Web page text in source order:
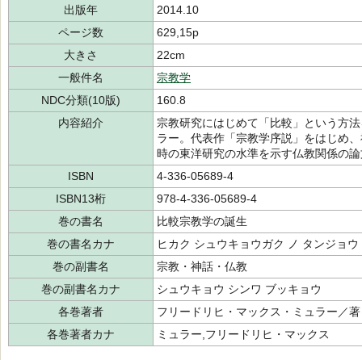
出版年
2014.10
ページ数
629,15p
大きさ
22cm
一般件名
宗教学
NDC分類(10版)
160.8
内容紹介
宗教研究にはじめて「比較」という方
ラー。代表作「宗教学序説」をはじめ
時の東洋研究の水準を示す仏教関係の
ISBN
4-336-05689-4
ISBN13桁
978-4-336-05689-4
巻の書名
比較宗教学の誕生
巻の書名カナ
ヒカク シュウキョウガク ノ タンジョウ
巻の副書名
宗教・神話・仏教
巻の副書名カナ
シュウキョウ シンワ ブッキョウ
各巻著者
フリードリヒ・マックス・ミュラー／著
各巻著者カナ
ミュラー,フリードリヒ・マックス